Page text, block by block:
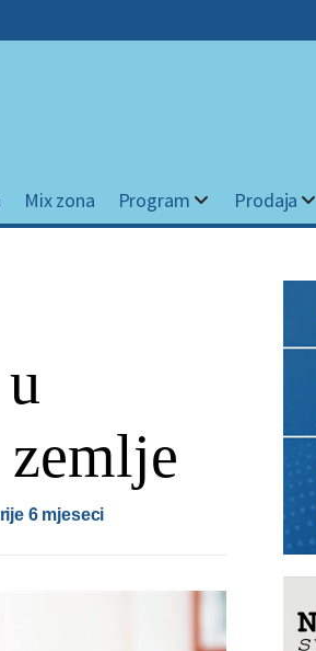
Mix zona Program Prodaja
6 mjeseci